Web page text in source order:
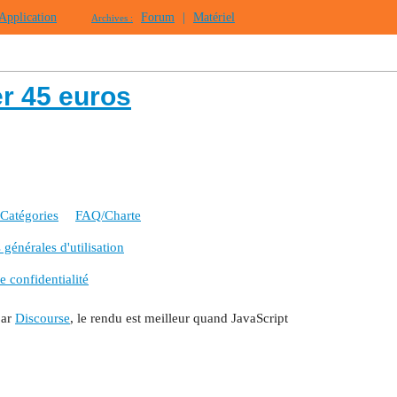
Archives : Forum Matériel
45 euros
Catégories FAQ/Charte
d'utilisation
confidentialité
Discourse, le rendu est meilleur quand JavaScript